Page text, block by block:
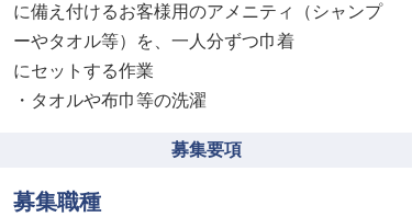
に備え付けるお客様用のアメニティ（シャンプ
ーやタオル等）を、一人分ずつ巾着
にセットする作業
・タオルや布巾等の洗濯
募集要項
募集職種